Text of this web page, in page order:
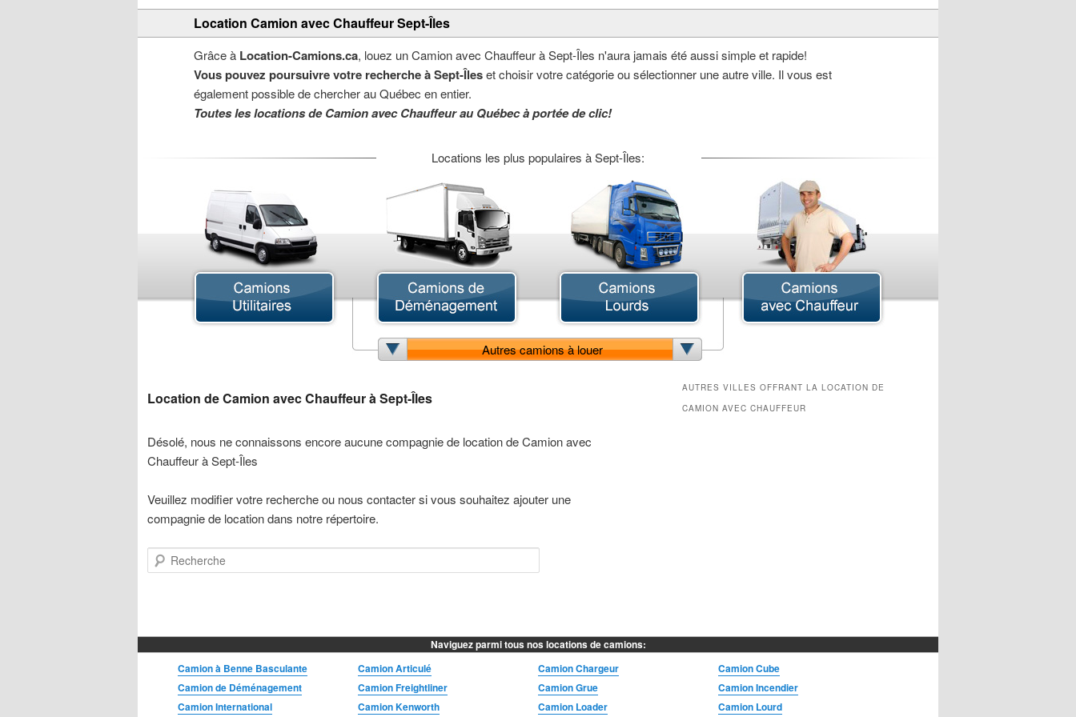
Location Camion avec Chauffeur Sept-Îles
Grâce à Location-Camions.ca, louez un Camion avec Chauffeur à Sept-Îles n'aura jamais été aussi simple et rapide!
Vous pouvez poursuivre votre recherche à Sept-Îleset choisir votre catégorie ou sélectionner une autre ville. Il vous est
également possible de chercher au Québec en entier.
Toutes les locations de Camion avec Chauffeur au Québec à portée de clic!
Locations les plus populaires à Sept-Îles:
Autres camions à louer
Camion Articulé
Camion Chargeur
Camion Nacelle
Camion Sport VUS
Camion Tracteur
Fougonnette
Grue
Minibus
Location de Camion avec Chauffeur à Sept-Îles
Désolé, nous ne connaissons encore aucune compagnie de location de Camion avec
Chauffeur à Sept-Îles
Veuillez modifier votre recherche ou nous contacter si vous souhaitez ajouter une
compagnie de location dans notre répertoire.
Recherche
AUTRES VILLES OFFRANT LA LOCATION DE
CAMION AVEC CHAUFFEUR
Naviguez parmi tous nos locations de camions:
Camion à Benne Basculante
Camion Articulé Camion Chargeur
Camion Cube
Camion de Déménagement
Camion Freightliner Camion Grue
Camion Incendier
Camion International
Camion Kenworth Camion Loader Camion Lourd